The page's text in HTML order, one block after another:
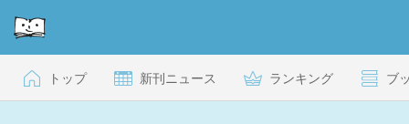
トップ 新刊ニュース ランキング ブ